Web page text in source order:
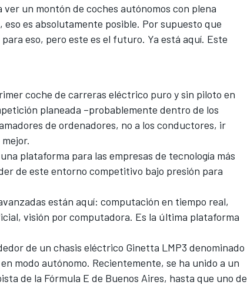
ver un montón de coches autónomos con plena
es absolutamente posible. Por supuesto que
eso, pero este es el futuro. Ya está aquí. Este
coche de carreras eléctrico puro y sin piloto en
planeada –probablemente dentro de los
de ordenadores, no a los conductores, ir
plataforma para las empresas de tecnología más
de este entorno competitivo bajo presión para
están aquí: computación en tiempo real,
visión por computadora. Es la última plataforma
de un chasis eléctrico Ginetta LMP3 denominado
modo autónomo. Recientemente, se ha unido a un
de la Fórmula E de Buenos Aires, hasta que uno de